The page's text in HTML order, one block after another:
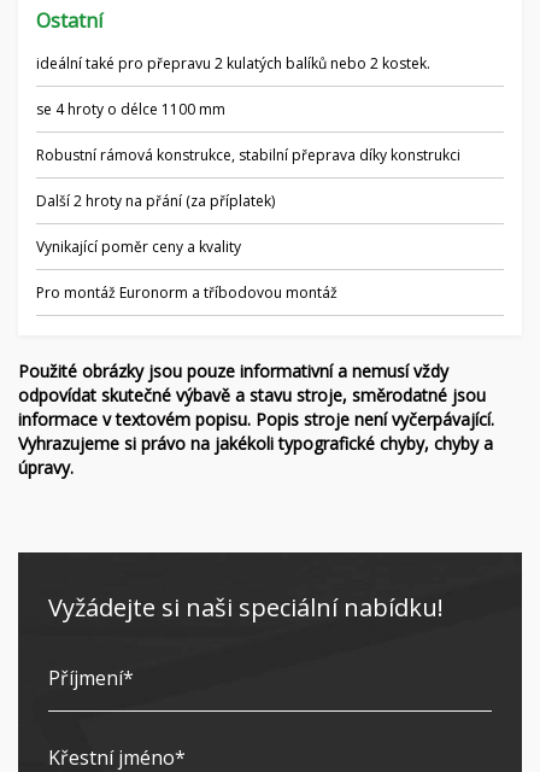
Ostatní
ideální také pro přepravu 2 kulatých balíků nebo 2 kostek.
se 4 hroty o délce 1100 mm
Robustní rámová konstrukce, stabilní přeprava díky konstrukci
Další 2 hroty na přání (za příplatek)
Vynikající poměr ceny a kvality
Pro montáž Euronorm a tříbodovou montáž
Použité obrázky jsou pouze informativní a nemusí vždy
odpovídat skutečné výbavě a stavu stroje, směrodatné jsou
informace v textovém popisu. Popis stroje není vyčerpávající.
Vyhrazujeme si právo na jakékoli typografické chyby, chyby a
úpravy.
Vyžádejte si naši speciální nabídku!